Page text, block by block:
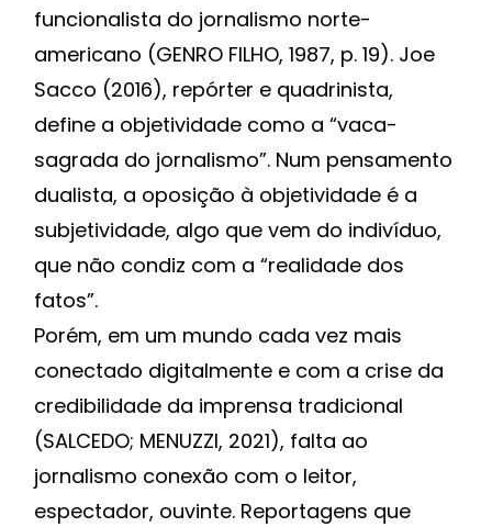
funcionalista do jornalismo norte-
americano (GENRO FILHO, 1987, p. 19). Joe
Sacco (2016), repórter e quadrinista,
define a objetividade como a “vaca-
sagrada do jornalismo”. Num pensamento
dualista, a oposição à objetividade é a
subjetividade, algo que vem do indivíduo,
que não condiz com a “realidade dos
fatos”.
Porém, em um mundo cada vez mais
conectado digitalmente e com a crise da
credibilidade da imprensa tradicional
(SALCEDO; MENUZZI, 2021), falta ao
jornalismo conexão com o leitor,
espectador, ouvinte. Reportagens que